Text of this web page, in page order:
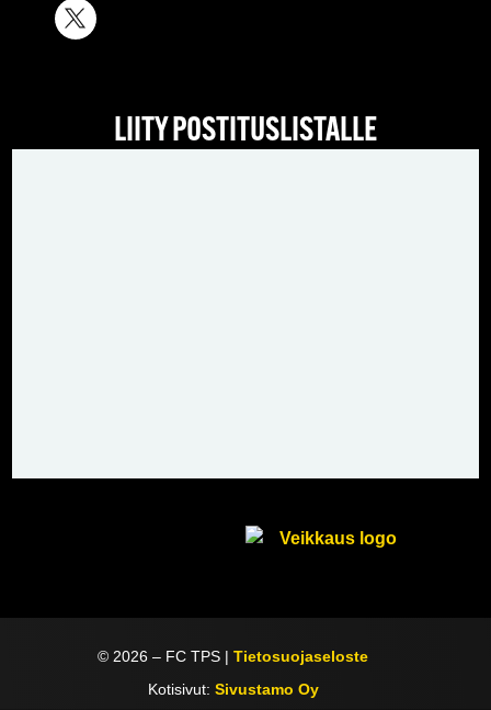
LIITY POSTITUSLISTALLE
© 2026 – FC TPS |Tietosuojaseloste
Kotisivut: Sivustamo Oy